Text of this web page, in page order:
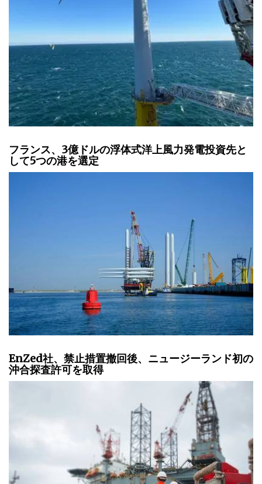
フランス、3億ドルの浮体式洋上風力発電投資先と
して5つの港を選定
EnZed社、禁止措置撤回後、ニュージーランド初の
沖合探査許可を取得